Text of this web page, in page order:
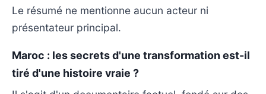
Le résumé ne mentionne aucun acteur ni
présentateur principal.
Maroc : les secrets d'une transformation est-il
tiré d'une histoire vraie ?